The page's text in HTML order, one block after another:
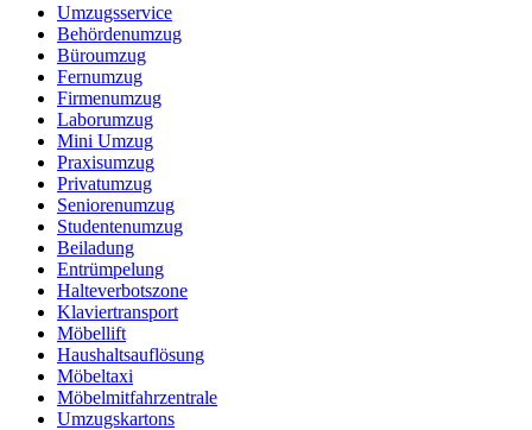
Umzugsservice
Behördenumzug
Büroumzug
Fernumzug
Firmenumzug
Laborumzug
Mini Umzug
Praxisumzug
Privatumzug
Seniorenumzug
Studentenumzug
Beiladung
Entrümpelung
Halteverbotszone
Klaviertransport
Möbellift
Haushaltsauflösung
Möbeltaxi
Möbelmitfahrzentrale
Umzugskartons